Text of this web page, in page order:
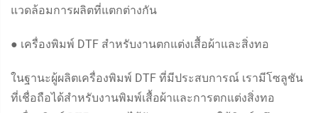
แวดล้อมการผลิตที่แตกต่างกัน
● เครื่องพิมพ์ DTF สำหรับงานตกแต่งเสื้อผ้าและสิ่งทอ
ในฐานะผู้ผลิตเครื่องพิมพ์ DTF ที่มีประสบการณ์ เรามีโซลูชัน
ที่เชื่อถือได้สำหรับงานพิมพ์เสื้อผ้าและการตกแต่งสิ่งทอ